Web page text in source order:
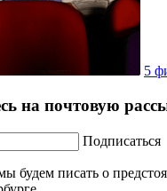
5
на почтовую
Подписаться
будем писать о